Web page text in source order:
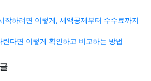
작하려면 이렇게, 세액공제부터 수수료까지
린다면 이렇게 확인하고 비교하는 방법